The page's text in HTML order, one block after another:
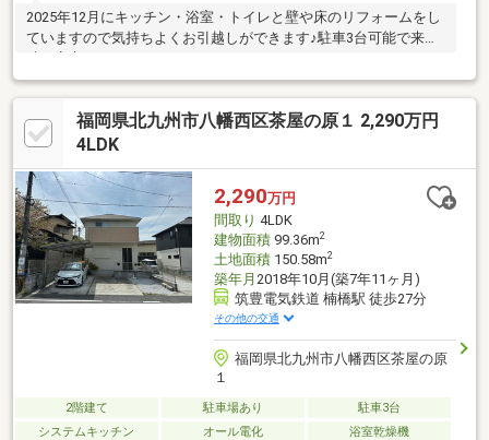
2025年12月にキッチン・浴室・トイレと壁や床のリフォームをし
ていますので気持ちよくお引越しができます♪駐車3台可能で来客
現在空室です。日曜日・祝日の内覧も可能です。営業時間 10時～
16時（休：水曜日、第2、3火曜日） この時間帯はお電話でのお問
い合わせがスムーズにご案内できます。右下の電話ボタンをタッ
チ！もしくはお気軽にお電話ください ＞＞＞0120-210-
福岡県北九州市八幡西区茶屋の原１ 2,290万円
4LDK
2,290万円
間取り 4LDK
建物面積99.36m2
土地面積150.58m2
築年月 2018年10月(築7年11ヶ月)
筑豊電気鉄道 楠橋駅 徒歩27分
その他の交通
福岡県北九州市八幡西区茶屋の原
１
2階建て 駐車場あり
駐車3台
システムキッチン
オール電化 浴室乾燥機